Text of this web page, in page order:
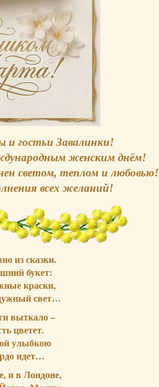
гостьи Завалинки!
женским днём!
светом, теплом и любовью!
всех желаний!
из сказки.
букет:
краски,
свет…
выткало –
цветет.
улыбкою
идет…
и в Лондоне,